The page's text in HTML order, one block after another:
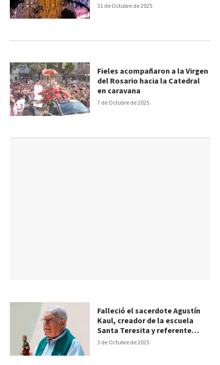
31 de Octubre de 2025
7 de Octubre de 2025
Fieles acompañaron a la Virgen
del Rosario hacia la Catedral
en caravana
3 de Octubre de 2025
Falleció el sacerdote Agustín
Kaul, creador de la escuela
Santa Teresita y referente
pastoral